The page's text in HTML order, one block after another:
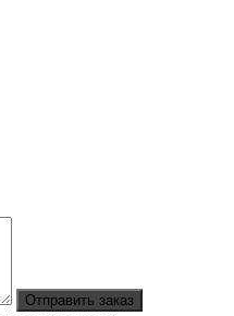
Отправить заказ